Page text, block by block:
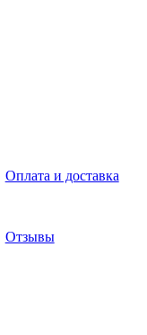
Оплата и доставка
Отзывы